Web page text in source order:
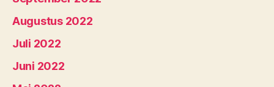
Augustus 2022
Juli 2022
Juni 2022